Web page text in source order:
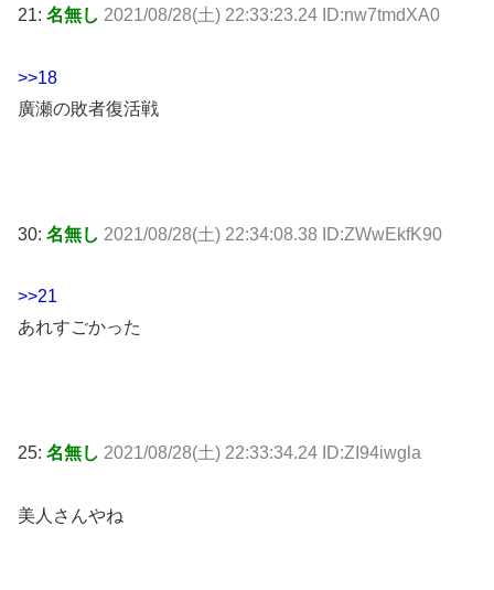
21: 名無し 2021/08/28(土) 22:33:23.24 ID:nw7tmdXA0
>>18
廣瀬の敗者復活戦
30: 名無し 2021/08/28(土) 22:34:08.38 ID:ZWwEkfK90
>>21
あれすごかった
25: 名無し 2021/08/28(土) 22:33:34.24 ID:ZI94iwgla
美人さんやね